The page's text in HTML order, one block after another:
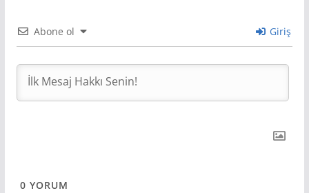
Abone ol Giriş
0 YORUM